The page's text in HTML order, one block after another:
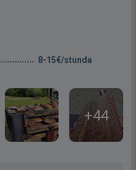
8-15€/stunda
+44